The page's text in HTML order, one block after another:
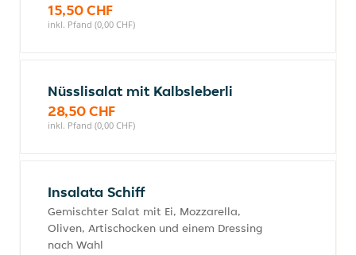
15,50 CHF
inkl. Pfand (0,00 CHF)
Nüsslisalat mit Kalbsleberli
28,50 CHF
inkl. Pfand (0,00 CHF)
Insalata Schiff
Gemischter Salat mit Ei, Mozzarella,
Oliven, Artischocken und einem Dressing
nach Wahl